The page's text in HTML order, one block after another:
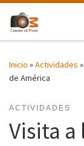
Saltar al contenido
Inicio »Actividades »
de América
ACTIVIDADES
Visita